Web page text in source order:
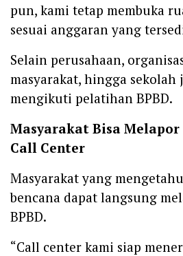
pun, kami tetap membuka
sesuai anggaran yang
Selain perusahaan,
masyarakat, hingga sekolah
mengikuti pelatihan BPBD.
Masyarakat Bisa
Call Center
Masyarakat yang
bencana dapat langsung
BPBD.
“Call center kami siap